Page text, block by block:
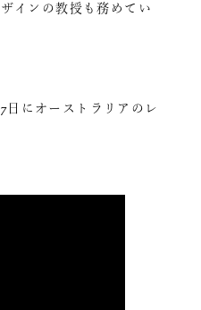
インの教授も務めてい
日にオーストラリアのレ